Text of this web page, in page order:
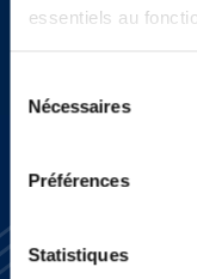
essentiels au
Nécessaires
Préférences
Statistiques